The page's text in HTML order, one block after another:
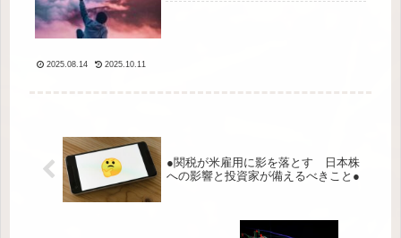
2025.08.14 2025.10.11
●関税が米雇用に影を落とす 日本株
への影響と投資家が備えるべきこと●